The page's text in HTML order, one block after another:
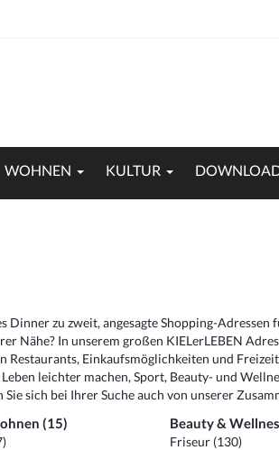
WOHNEN KULTUR
Dinner zu zweit, angesagte Shopping-
Nähe? In unserem großen KIELerLEBEN
Einkaufsmöglichkeiten und
leichter machen, Sport, Beauty- und
sich bei Ihrer Suche auch von unserer
(15) Beauty &
Friseur (130)